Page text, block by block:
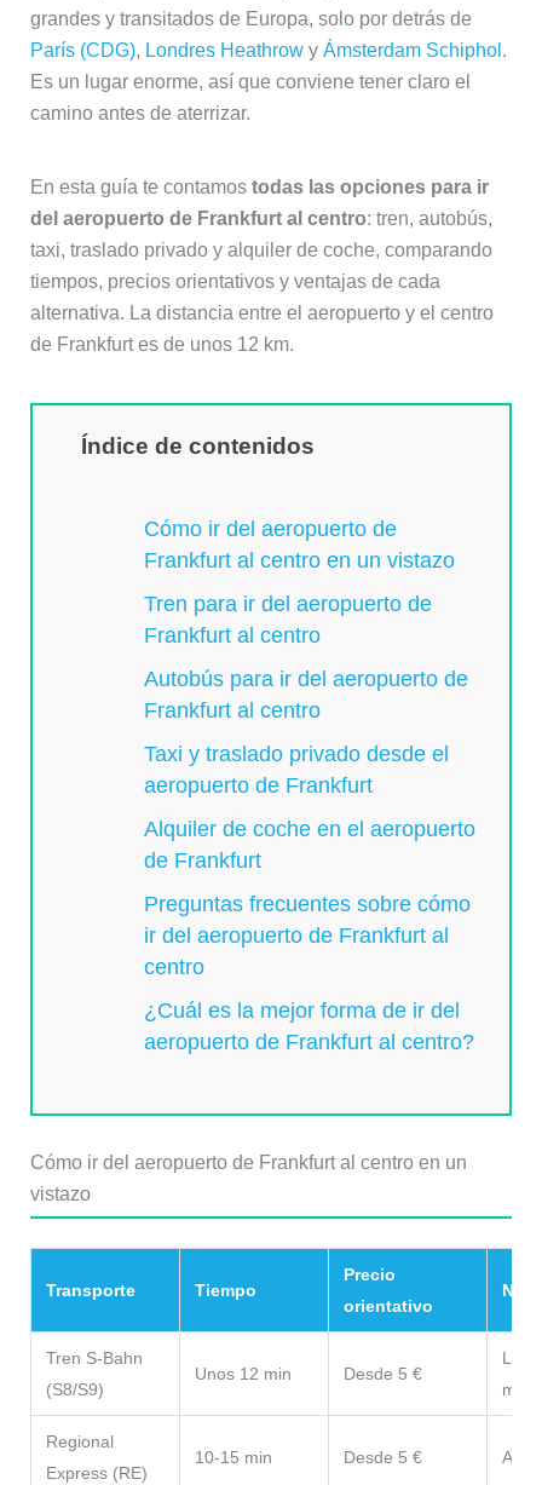
grandes y transitados de Europa, solo por detrás de
París (CDG), Londres Heathrowy Ámsterdam Schiphol .
Es un lugar enorme, así que conviene tener claro el
camino antes de aterrizar.
En esta guía te contamos todas las opciones para ir
del aeropuerto de Frankfurt al centro: tren, autobús,
taxi, traslado privado y alquiler de coche, comparando
tiempos, precios orientativos y ventajas de cada
alternativa. La distancia entre el aeropuerto y el centro
de Frankfurt es de unos 12 km.
Índice de contenidos
Cómo ir del aeropuerto de
Frankfurt al centro en un vistazo
Tren para ir del aeropuerto de
Frankfurt al centro
Autobús para ir del aeropuerto de
Frankfurt al centro
Taxi y traslado privado desde el
aeropuerto de Frankfurt
Alquiler de coche en el aeropuerto
de Frankfurt
Preguntas frecuentes sobre cómo
ir del aeropuerto de Frankfurt al
centro
¿Cuál es la mejor forma de ir del
aeropuerto de Frankfurt al centro?
Cómo ir del aeropuerto de Frankfurt al centro en un
vistazo
Transporte Tiempo
Precio
orientativo
Tren S-Bahn
(S8/S9)
Unos 12 min Desde 5 €
La
Regional
Express (RE)
10-15 min Desde 5 €